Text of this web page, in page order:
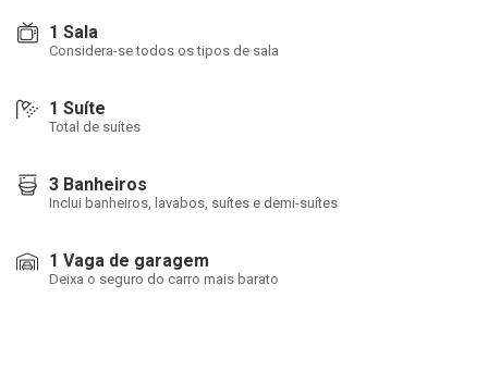
1 Sala
Considera-se todos os tipos de sala
1 Suíte
Total de suítes
3 Banheiros
Inclui banheiros, lavabos, suítes e demi-suítes
1 Vaga de garagem
Deixa o seguro do carro mais barato